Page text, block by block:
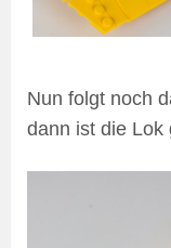
Nun folgt noch
dann ist die Lok